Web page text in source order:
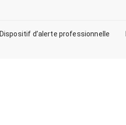
Dispositif d’alerte professionnelle